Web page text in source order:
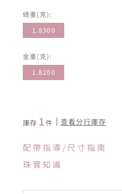
總重(克):
1.8300
金重(克):
1.8200
庫存 1件 查看分行庫存
配帶指導/尺寸指南
珠寶知識